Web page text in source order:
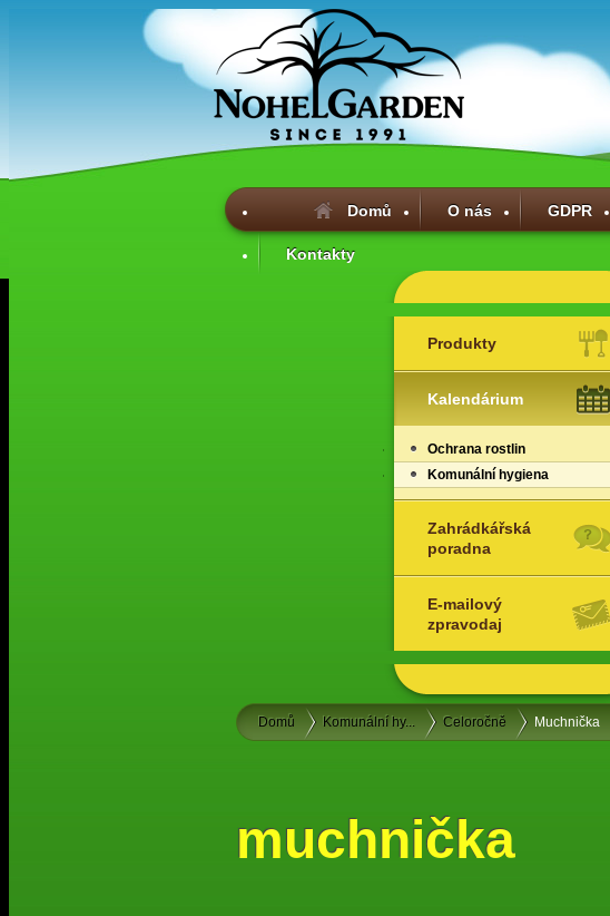
Domů O nás GDPR
Kontakty
Produkty
Kalendárium
Ochrana rostlin
Komunální hygiena
Zahrádkářská
poradna
E-mailový
zpravodaj
Domů Komunální hy... Celoročně Muchnička
muchnička